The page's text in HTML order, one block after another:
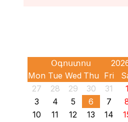
Mon Tue Wed Thu Fri
27
28 29 30 31 1
3
4 5 6 7
10
11 12 13 14